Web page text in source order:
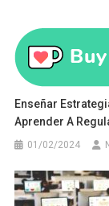
Enseñar
Aprender A
01/02/2024